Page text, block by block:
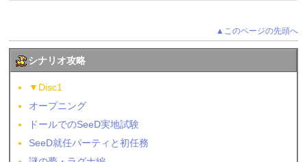
▲このページの先頭へ
シナリオ攻略
▼Disc1
オープニング
ドールでのSeeD実地試験
SeeD就任パーティと初任務